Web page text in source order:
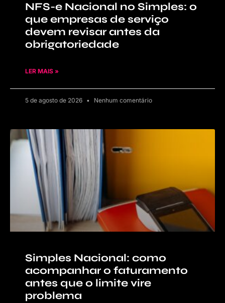
NFS-e Nacional no Simples: o
que empresas de serviço
devem revisar antes da
obrigatoriedade
LER MAIS »
5 de agosto de 2026 Nenhum comentário
Simples Nacional: como
acompanhar o faturamento
antes que o limite vire
problema